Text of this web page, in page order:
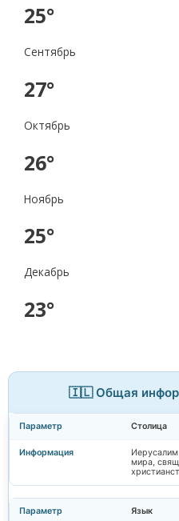
25°
Сентябрь
27°
Октябрь
26°
Ноябрь
25°
Декабрь
23°
🇮🇱 Общая
Столица
мира,
Язык